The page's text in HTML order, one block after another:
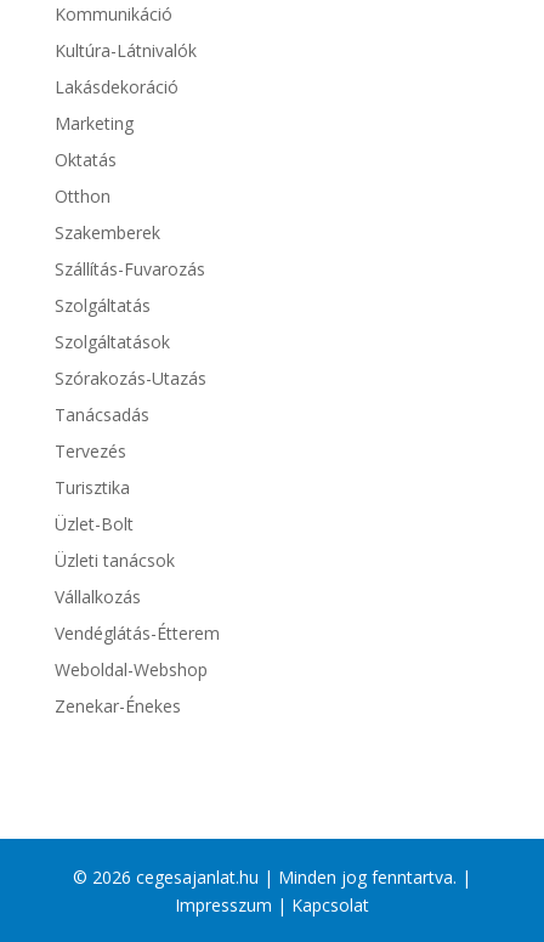
Kommunikáció
Kultúra-Látnivalók
Lakásdekoráció
Marketing
Oktatás
Otthon
Szakemberek
Szállítás-Fuvarozás
Szolgáltatás
Szolgáltatások
Szórakozás-Utazás
Tanácsadás
Tervezés
Turisztika
Üzlet-Bolt
Üzleti tanácsok
Vállalkozás
Vendéglátás-Étterem
Weboldal-Webshop
Zenekar-Énekes
© 2026 cegesajanlat.hu | Minden jog fenntartva. |
Impresszum | Kapcsolat